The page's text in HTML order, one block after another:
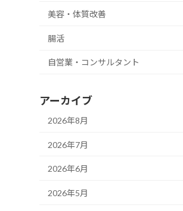
美容・体質改善
腸活
自営業・コンサルタント
アーカイブ
2026年8月
2026年7月
2026年6月
2026年5月